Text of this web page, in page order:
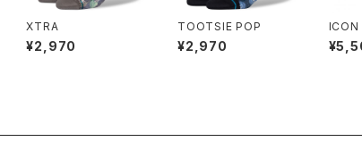
XTRA
¥2,970
TOOTSIE POP
¥2,970
ICON
ACK